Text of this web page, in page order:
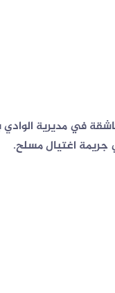
في مديرية
اغتيال مسلح.